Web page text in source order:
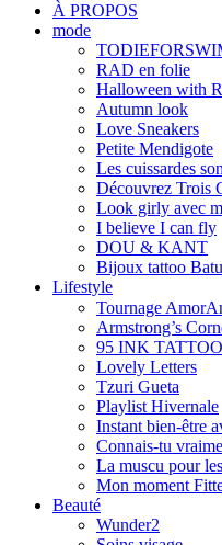
À PROPOS
mode
RAD en folie
Halloween with
Autumn look
Love Sneakers
Petite Mendigote
Les cuissardes
Découvrez Trois
Look girly avec
I believe I can fly
DOU & KANT
Bijoux tattoo
Lifestyle
Tournage
Armstrong’s
95 INK TATTOO
Lovely Letters
Tzuri Gueta
Playlist Hivernale
Instant bien-être
Connais-tu
La muscu pour
Mon moment
Beauté
Wunder2